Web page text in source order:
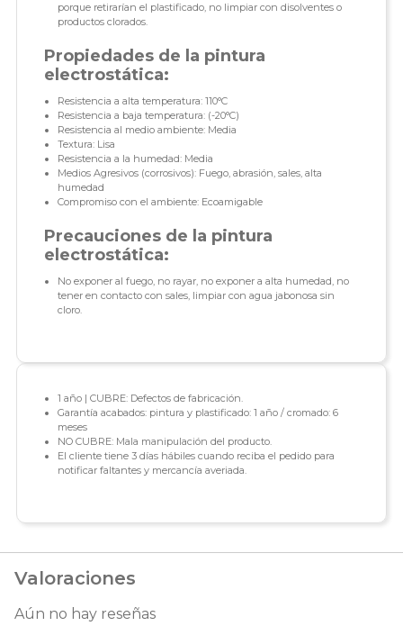
porque retirarían el plastificado, no limpiar con disolventes o
productos clorados.
Propiedades de la pintura
electrostática:
Resistencia a alta temperatura: 110°C
Resistencia a baja temperatura: (-20°C)
Resistencia al medio ambiente: Media
Textura: Lisa
Resistencia a la humedad: Media
Medios Agresivos (corrosivos): Fuego, abrasión, sales, alta
humedad
Compromiso con el ambiente: Ecoamigable
Precauciones de la pintura
electrostática:
No exponer al fuego, no rayar, no exponer a alta humedad, no
tener en contacto con sales, limpiar con agua jabonosa sin
cloro.
1 año | CUBRE: Defectos de fabricación.
Garantía acabados: pintura y plastificado: 1 año / cromado: 6
meses
NO CUBRE: Mala manipulación del producto.
El cliente tiene 3 días hábiles cuando reciba el pedido para
notificar faltantes y mercancía averiada.
Valoraciones
Aún no hay reseñas